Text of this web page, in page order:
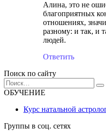
Алина, это не
благоприятных
отношениях,
разному: и так, и
людей.
Ответить
Поиск по сайту
Search
for:
ОБУЧЕНИЕ
Курс натальной
Группы в соц. сетях